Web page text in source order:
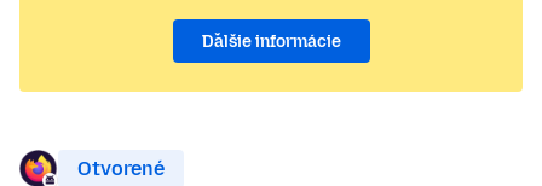
Ďalšie informácie
Otvorené